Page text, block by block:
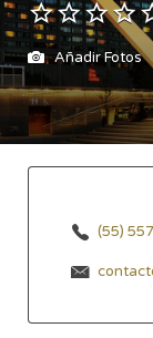
Añadir Fotos
(55)